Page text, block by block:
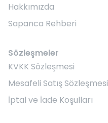
Hakkımızda
Sapanca Rehberi
Sözleşmeler
KVKK Sözleşmesi
Mesafeli Satış Sözleşmesi
İptal ve İade Koşulları